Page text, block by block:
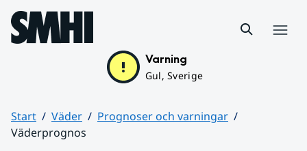
Hoppa till sidans innehåll
Varning
Gul, Sverige
Start Väder
Prognoser och varningar
Väderprognos